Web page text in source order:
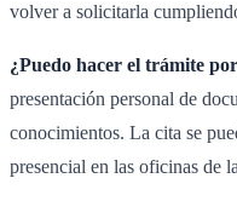
volver a solicitarla
¿Puedo hacer el trámite
presentación personal de
conocimientos. La cita se
presencial en las oficinas de